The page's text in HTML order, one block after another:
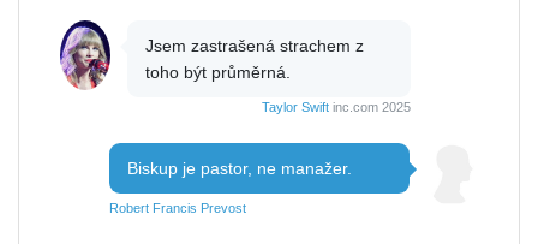
Jsem zastrašená strachem z
toho být průměrná.
Taylor Swift inc.com 2025
Biskup je pastor, ne manažer.
Robert Francis Prevost